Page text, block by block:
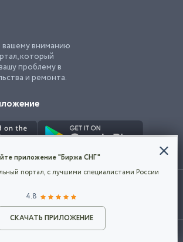
Разместить объявление
вниманию
который
проблему в
и ремонта.
в том числе подача объявлений, означает
на сайте являются собственностью их
©2026Биржа СНГ
файлы cookie, чтобы сделать
для каждого
компании
использования cookie.
приложение "Биржа СНГ"
портал, с лучшими специалистами России
4.8
СКАЧАТЬ ПРИЛОЖЕНИЕ